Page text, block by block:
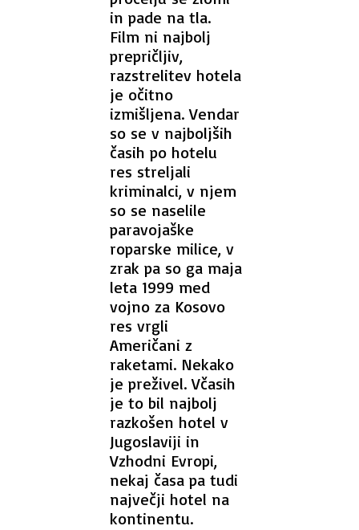
in pade na tla.
Film ni najbolj
prepričljiv,
razstrelitev hotela
je očitno
izmišljena. Vendar
so se v najboljših
časih po hotelu
res streljali
kriminalci, v njem
so se naselile
paravojaške
roparske milice, v
zrak pa so ga maja
leta 1999 med
vojno za Kosovo
res vrgli
Američani z
raketami. Nekako
je preživel. Včasih
je to bil najbolj
razkošen hotel v
Jugoslaviji in
Vzhodni Evropi,
nekaj časa pa tudi
največji hotel na
kontinentu.